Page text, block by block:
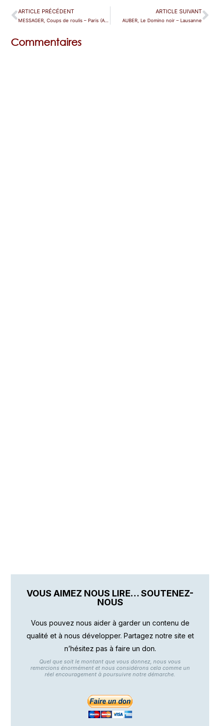
ARTICLE PRÉCÉDENT ARTICLE SUIVANT
AUBER, Le Domino noir – Lausanne
Commentaires
VOUS AIMEZ NOUS LIRE… SOUTENEZ-
NOUS
Vous pouvez nous aider à garder un contenu de
qualité et à nous développer. Partagez notre site et
n’hésitez pas à faire un don.
Quel que soit le montant que vous donnez, nous vous
remercions énormément et nous considérons cela comme un
réel encouragement à poursuivre notre démarche.